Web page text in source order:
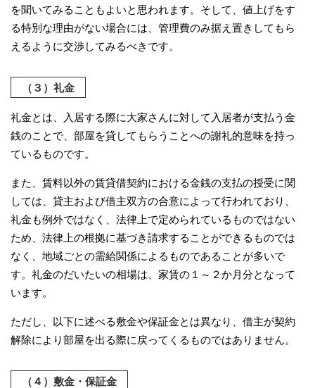
を聞いてみることもよいと思われます。そして、値上げをす
る特別な理由がない場合には、管理費のみ据え置きしてもら
えるように交渉してみるべきです。
（３）礼金
礼金とは、入居する際に大家さんに対して入居者が支払う金
銭のことで、部屋を貸してもらうことへの謝礼的意味を持っ
ているものです。
また、賃料以外の賃貸借契約における金銭の支払の授受に関
しては、貸主および借主双方の合意によって行われており、
礼金も例外ではなく、法律上で定められているものではない
ため、法律上の根拠に基づき請求することができるものでは
なく、地域ごとの需給関係によるものであることが多いで
す。礼金のだいたいの相場は、家賃の１～２か月分となって
います。
ただし、以下に述べる敷金や保証金とは異なり、借主が契約
解除により部屋を出る際に戻ってくるものではありません。
（４）敷金・保証金